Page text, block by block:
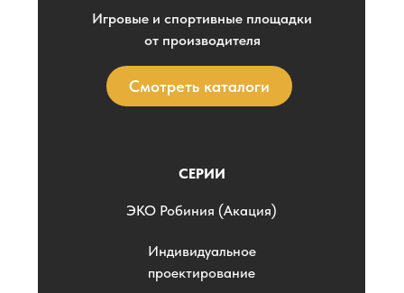
Смотреть каталоги
Игровые и спортивные площадки
от производителя
СЕРИИ
ЭKO Робиния (Акация)
Индивидуальное
проектирование